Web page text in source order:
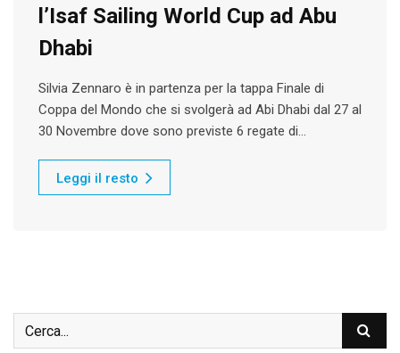
l’Isaf Sailing World Cup ad Abu
Dhabi
Silvia Zennaro è in partenza per la tappa Finale di
Coppa del Mondo che si svolgerà ad Abi Dhabi dal 27 al
30 Novembre dove sono previste 6 regate di…
Leggi il resto